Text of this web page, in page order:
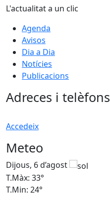
L'actualitat a un clic
Agenda
Avisos
Dia a Dia
Notícies
Publicacions
Adreces i telèfons
Accedeix
Meteo
Dijous, 6 d’agost
T.Màx: 33°
T.Min: 24°